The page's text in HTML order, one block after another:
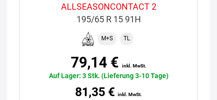
ALLSEASONCONTACT 2
195/65 R 15 91H
M+S TL
79,14 € inkl. MwSt.
Auf Lager: 3 Stk. (Lieferung 3-10 Tage)
81,35 € inkl. MwSt.